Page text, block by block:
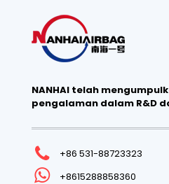
NANHAI telah
pengalaman dalam R&D
+86 531-88723323
+8615288858360